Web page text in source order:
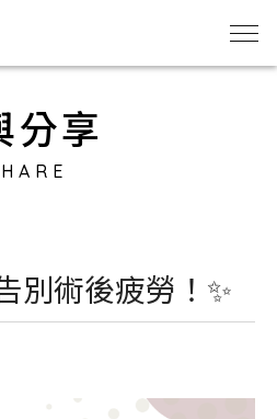
分享
別術後疲勞！✨